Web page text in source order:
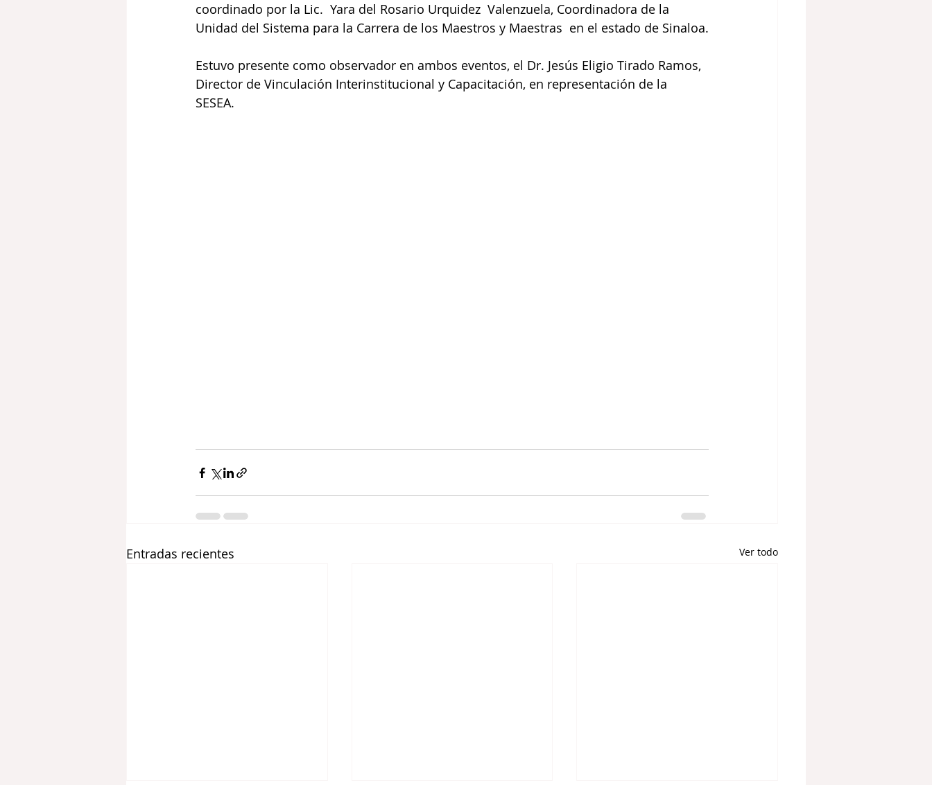
coordinado por la Lic.  Yara del Rosario Urquidez  Valenzuela, Coordinadora de la
Unidad del Sistema para la Carrera de los Maestros y Maestras  en el estado de Sinaloa.
Estuvo presente como observador en ambos eventos, el Dr. Jesús Eligio Tirado Ramos,
Director de Vinculación Interinstitucional y Capacitación, en representación de la
SESEA.
Entradas recientes Ver todo